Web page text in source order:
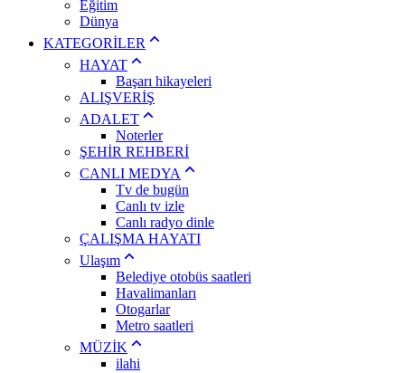
Eğitim
Dünya
KATEGORİLER
HAYAT
Başarı hikayeleri
ALIŞVERİŞ
ADALET
Noterler
ŞEHİR REHBERİ
CANLI MEDYA
Tv de bugün
Canlı tv izle
Canlı radyo dinle
ÇALIŞMA HAYATI
Ulaşım
Belediye otobüs saatleri
Havalimanları
Otogarlar
Metro saatleri
MÜZİK
ilahi